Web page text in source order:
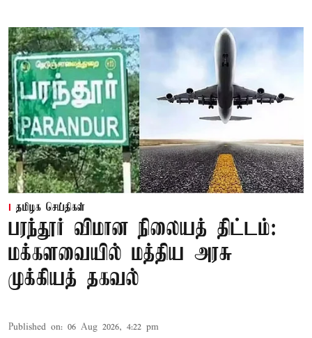
தமிழக செய்திகள்
பரந்தூர் விமான நிலையத் திட்டம்:
மக்களவையில் மத்திய அரசு
முக்கியத் தகவல்
Published on: 06 Aug 2026, 4:22 pm